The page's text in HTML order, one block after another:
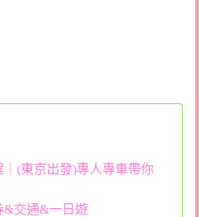
｜(東京出發)專人專車帶你
&交通&一日遊